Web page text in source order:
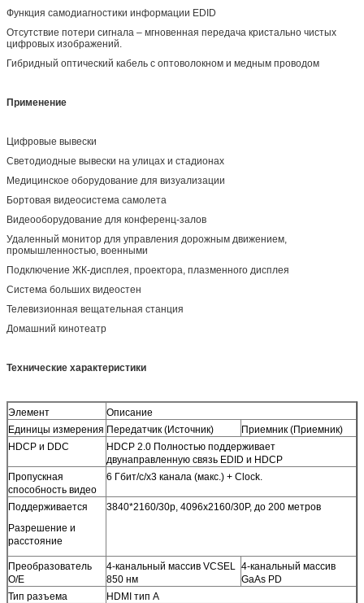
Функция самодиагностики информации EDID
Отсутствие потери сигнала – мгновенная передача кристально чистых
цифровых изображений.
Гибридный оптический кабель с оптоволокном и медным проводом
Применение
Цифровые вывески
Светодиодные вывески на улицах и стадионах
Медицинское оборудование для визуализации
Бортовая видеосистема самолета
Видеооборудование для конференц-залов
Удаленный монитор для управления дорожным движением,
промышленностью, военными
Подключение ЖК-дисплея, проектора, плазменного дисплея
Система больших видеостен
Телевизионная вещательная станция
Домашний кинотеатр
Технические характеристики
Элемент
Описание
Единицы измерения Передатчик (Источник)
Приемник (Приемник)
HDCP и DDC
HDCP 2.0 Полностью поддерживает
двунаправленную связь EDID и HDCP
Пропускная
способность видео
6 Гбит/с/x3 канала (макс.) + Clock.
Поддерживается
Разрешение и
расстояние
3840*2160/30p, 4096x2160/30P, до 200 метров
Преобразователь
O/E
4-канальный массив VCSEL
850 нм
4-канальный массив
GaAs PD
Тип разъема
HDMI тип A